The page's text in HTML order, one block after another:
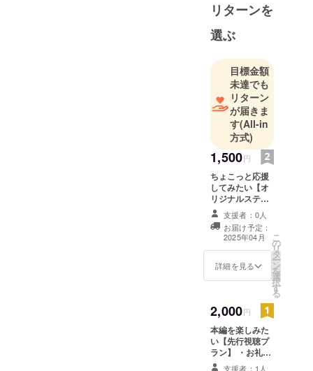
ために上京
すると同時
に、映像に
ついての勉
強を始め、
現在は短編
映画の制作
に本腰を入
れている。
映像制作
チーム
「PileRec」
や
落合陽一教
授の率いる
アートゼ
「art DPC」
の一員とし
ても活動
中。
リターンを
選ぶ
目標金額
未達でも
リターン
が届きま
す(All-in
方式)
1,500円
ちょこっと応援
してみたい【オ
リジナルステッ
カープラン】 ・
お礼のお手紙 ・
メディアアート
ゼミ展示会/卒業
制作展案内 開催
地：未定（御茶
ノ水近郊） 詳細
テッカーセット
メインビジュア
ルを使用したス
テッカーとなる
予定です。 商品
サイズ：最大
支援者：0人
お届け予定：
2025年04月
詳細を見る
こ
の
リ
タ
ー
ン
を
選
択
す
る
2,000円
本編を楽しみた
い【先行視聴プ
ラン】 ・お礼の
お手紙 ・メディ
支援者：1人